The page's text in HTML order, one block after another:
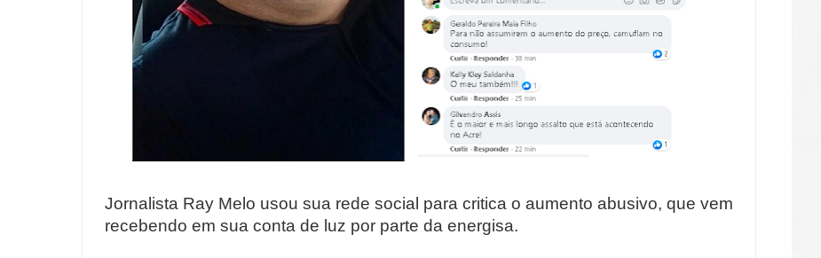
Jornalista Ray Melo usou sua rede social para critica o aumento abusivo, que vem
recebendo em sua conta de luz por parte da energisa.